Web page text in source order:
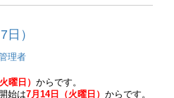
）
理者
曜日） からです。
始は7月14日（火曜日） からです。